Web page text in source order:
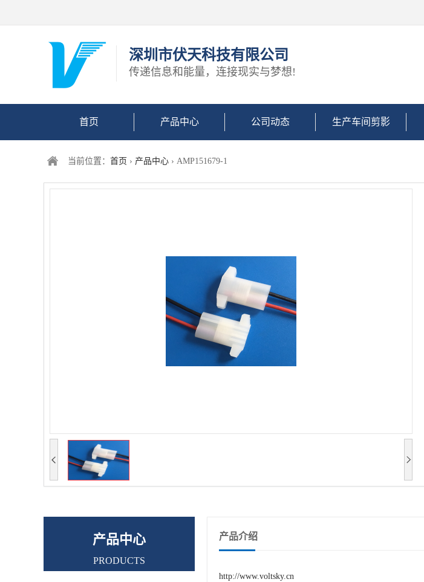
深圳市伏天科技有限公司
传递信息和能量，连接现实与梦想!
首页 产品中心 公司动态 生产车间剪影
当前位置： 首页 › 产品中心 › AMP151679-1
产品介绍
http://www.voltsky.cn
产品中心
PRODUCTS